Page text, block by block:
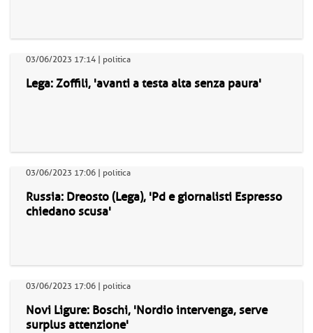
03/06/2023 17:14 | politica
Lega: Zoffili, 'avanti a testa alta senza paura'
03/06/2023 17:06 | politica
Russia: Dreosto (Lega), 'Pd e giornalisti Espresso
chiedano scusa'
03/06/2023 17:06 | politica
Novi Ligure: Boschi, 'Nordio intervenga, serve
surplus attenzione'